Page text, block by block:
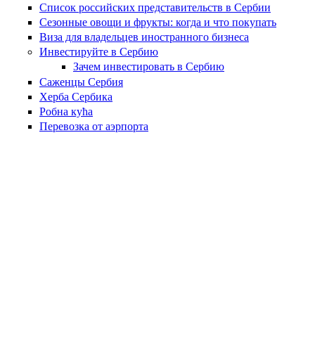
Список российских представительств в Сербии
Сезонные овощи и фрукты: когда и что покупать
Виза для владельцев иностранного бизнеса
Инвестируйте в Сербию
Зачем инвестировать в Сербию
Саженцы Сербия
Херба Сербика
Робна кућа
Перевозка от аэрпорта